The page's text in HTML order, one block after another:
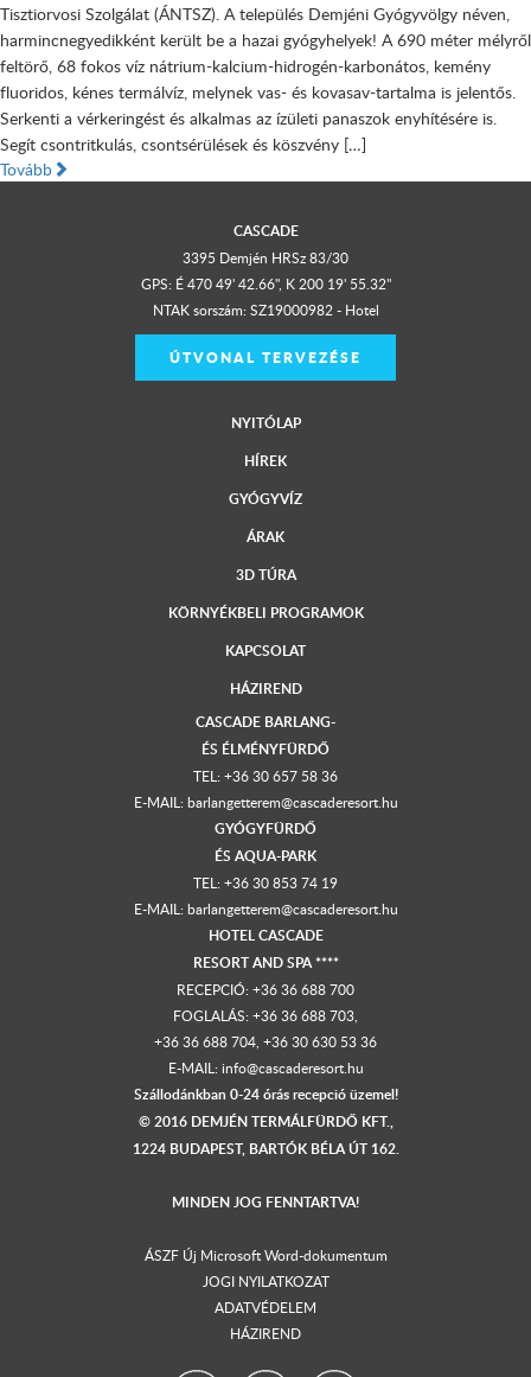
Tisztiorvosi Szolgálat (ÁNTSZ). A település Demjéni Gyógyvölgy néven,
harmincnegyedikként került be a hazai gyógyhelyek! A 690 méter mélyről
feltörő, 68 fokos víz nátrium-kalcium-hidrogén-karbonátos, kemény
fluoridos, kénes termálvíz, melynek vas- és kovasav-tartalma is jelentős.
Serkenti a vérkeringést és alkalmas az ízületi panaszok enyhítésére is.
Segít csontritkulás, csontsérülések és köszvény […]
Tovább
CASCADE
3395 Demjén HRSz 83/30
GPS: É 470 49' 42.66", K 200 19' 55.32"
NTAK sorszám: SZ19000982 - Hotel
ÚTVONAL TERVEZÉSE
NYITÓLAP
HÍREK
GYÓGYVÍZ
ÁRAK
3D TÚRA
KÖRNYÉKBELI PROGRAMOK
KAPCSOLAT
HÁZIREND
CASCADE BARLANG-
ÉS ÉLMÉNYFÜRDŐ
TEL: +36 30 657 58 36
E-MAIL: barlangetterem@cascaderesort.hu
GYÓGYFÜRDŐ
ÉS AQUA-PARK
TEL: +36 30 853 74 19
E-MAIL: barlangetterem@cascaderesort.hu
HOTEL CASCADE
RESORT AND SPA ****
RECEPCIÓ: +36 36 688 700
FOGLALÁS: +36 36 688 703,
+36 36 688 704 +36 30 630 53 36
E-MAIL: info@cascaderesort.hu
Szállodánkban 0-24 órás recepció üzemel!
© 2016 DEMJÉN TERMÁLFÜRDŐ KFT.,
1224 BUDAPEST, BARTÓK BÉLA ÚT 162.
MINDEN JOG FENNTARTVA!
ÁSZF Új Microsoft Word-dokumentum
JOGI NYILATKOZAT
ADATVÉDELEM
HÁZIREND